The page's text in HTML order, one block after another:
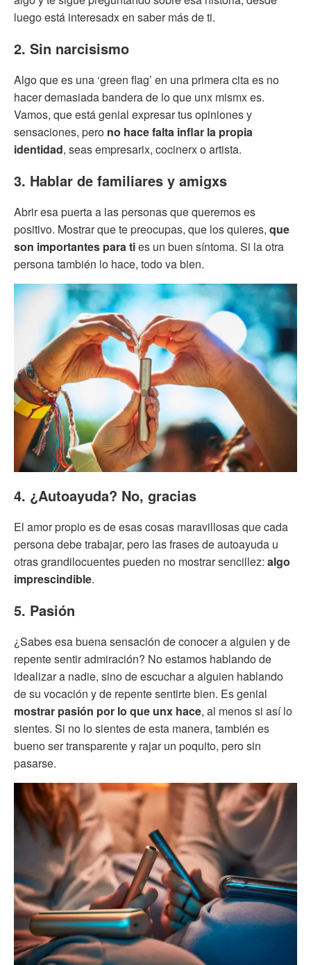
luego está interesadx en saber más de ti.
2. Sin narcisismo
Algo que es una ‘green flag’ en una primera cita es no
hacer demasiada bandera de lo que unx mismx es.
Vamos, que está genial expresar tus opiniones y
sensaciones, pero no hace falta inflar la propia
identidad, seas empresarix, cocinerx o artista.
3. Hablar de familiares y amigxs
Abrir esa puerta a las personas que queremos es
positivo. Mostrar que te preocupas, que los quieres, que
son importantes para ties un buen síntoma. Si la otra
persona también lo hace, todo va bien.
4. ¿Autoayuda? No, gracias
El amor propio es de esas cosas maravillosas que cada
persona debe trabajar, pero las frases de autoayuda u
otras grandilocuentes pueden no mostrar sencillez: algo
imprescindible.
5. Pasión
¿Sabes esa buena sensación de conocer a alguien y de
repente sentir admiración? No estamos hablando de
idealizar a nadie, sino de escuchar a alguien hablando
de su vocación y de repente sentirte bien. Es genial
mostrar pasión por lo que unx hace, al menos si así lo
sientes. Si no lo sientes de esta manera, también es
bueno ser transparente y rajar un poquito, pero sin
pasarse.